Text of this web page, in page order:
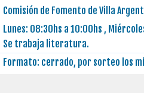
Comisión de Fomento de Villa
Lunes: 08:30hs a 10:00hs ,
Se trabaja literatura.
Formato: cerrado, por sorteo los